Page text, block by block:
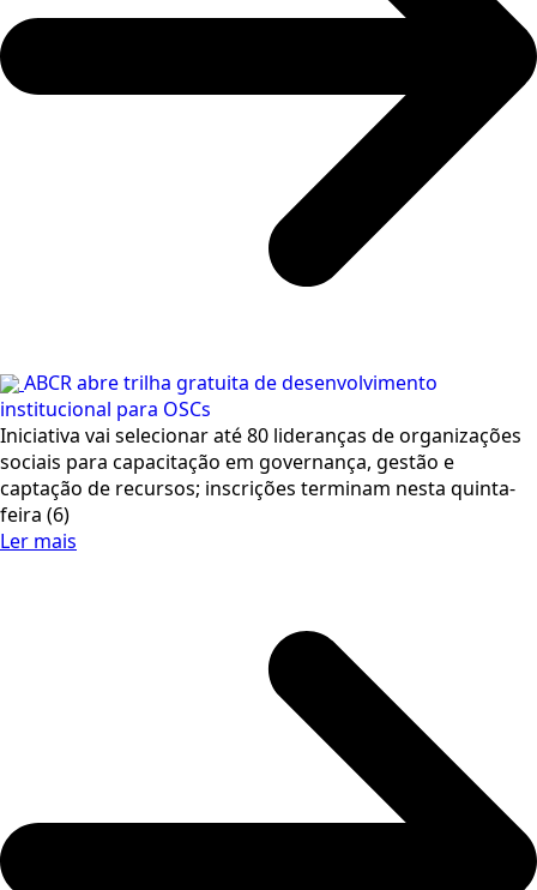
ABCR abre trilha gratuita de desenvolvimento
institucional para OSCs
Iniciativa vai selecionar até 80 lideranças de organizações
sociais para capacitação em governança, gestão e
captação de recursos; inscrições terminam nesta quinta-
feira (6)
Ler mais